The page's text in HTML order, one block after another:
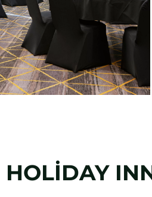
HOLIDAY